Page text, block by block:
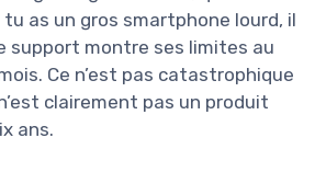
as un gros smartphone lourd, il
support montre ses limites au
Ce n’est pas catastrophique
clairement pas un produit
ans.